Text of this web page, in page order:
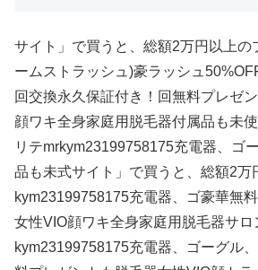
サイト」で買うと、総額2万円以上の
ームストラッシュ)豪ラッシュ
回交換永久保証付き！回無料プレゼ
顔ワキ全身家庭用脱毛器付属品も未
リテmrkym23199758175充電器、ゴ
品も未式サイト」で買うと、総額2万
kym23199758175充電器、ゴ豪華無
女性VIO顔ワキ全身家庭用脱毛器サロ
kym23199758175充電器、ゴーグル